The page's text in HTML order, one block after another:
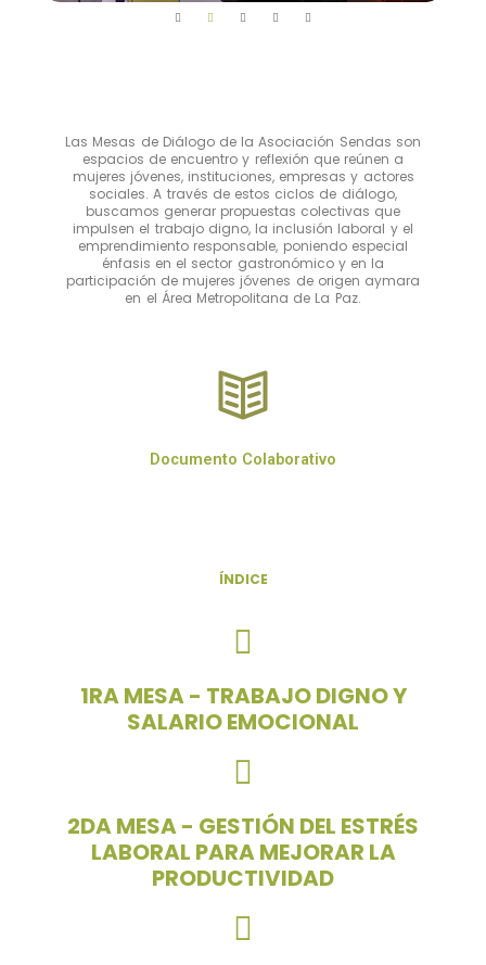
Las Mesas de Diálogo de la Asociación Sendas son
espacios de encuentro y reflexión que reúnen a
mujeres jóvenes, instituciones, empresas y actores
sociales. A través de estos ciclos de diálogo,
buscamos generar propuestas colectivas que
impulsen el trabajo digno, la inclusión laboral y el
emprendimiento responsable, poniendo especial
énfasis en el sector gastronómico y en la
participación de mujeres jóvenes de origen aymara
en el Área Metropolitana de La Paz.
Documento Colaborativo
ÍNDICE
1RA MESA - TRABAJO DIGNO Y
SALARIO EMOCIONAL
2DA MESA - GESTIÓN DEL ESTRÉS
LABORAL PARA MEJORAR LA
PRODUCTIVIDAD